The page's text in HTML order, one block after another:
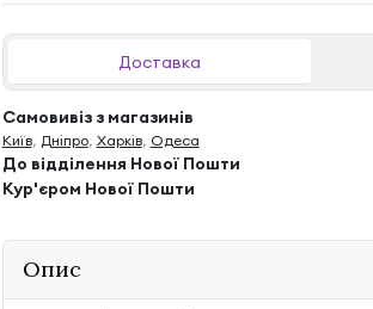
Доставка
Самовивіз з магазинів
Київ, Дніпро, Харків, Одеса
До відділення Нової Пошти
Кур'єром Нової Пошти
Опис